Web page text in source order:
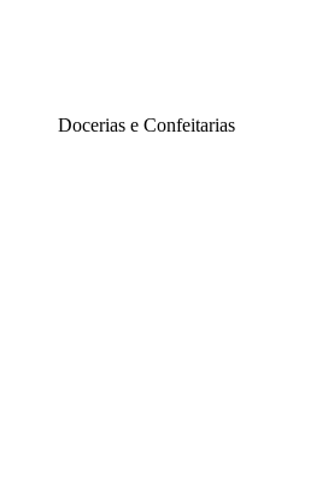
Docerias e Confeitarias